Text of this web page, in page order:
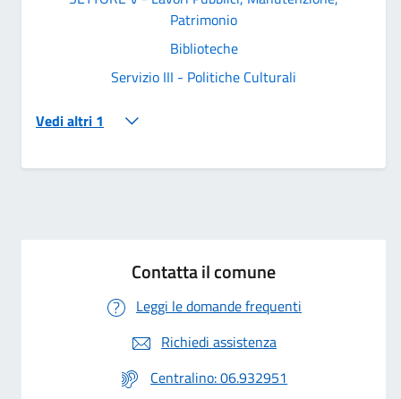
Patrimonio
Biblioteche
Servizio III - Politiche Culturali
Vedi altri 1
Contatta il comune
Leggi le domande frequenti
Richiedi assistenza
Centralino: 06.932951